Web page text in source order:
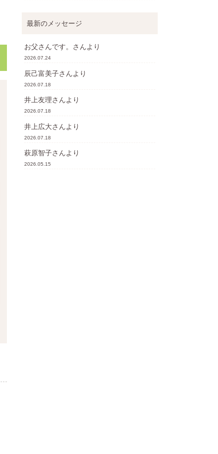
最新のメッセージ
お父さんです。 さんより
2026.07.24
辰己富美子さんより
2026.07.18
井上友理さんより
2026.07.18
井上広大さんより
2026.07.18
萩原智子さんより
2026.05.15